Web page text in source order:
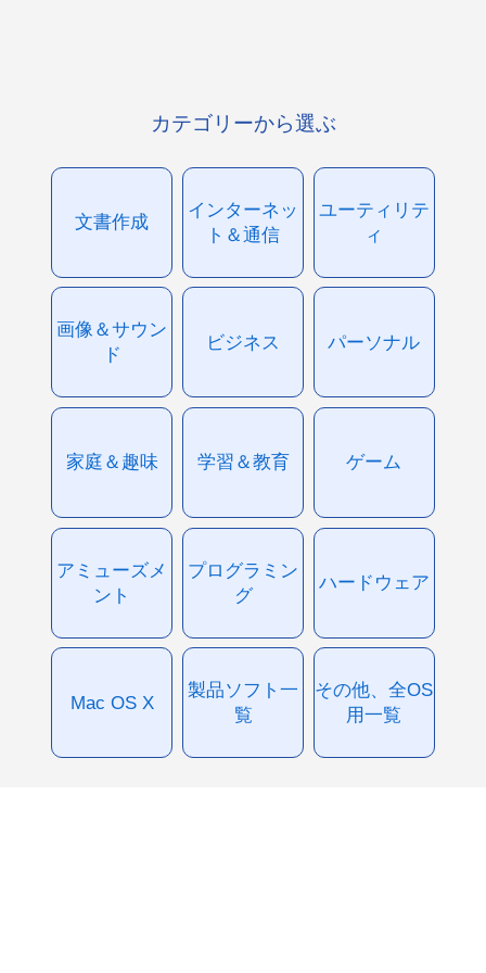
カテゴリーから選ぶ
文書作成
インターネッ
ト＆通信
ユーティリテ
ィ
画像＆サウン
ド
ビジネス パーソナル
家庭＆趣味 学習＆教育 ゲーム
アミューズメ
ント
プログラミン
グ
ハードウェア
Mac OS X
製品ソフト一
覧
その他、全OS
用一覧